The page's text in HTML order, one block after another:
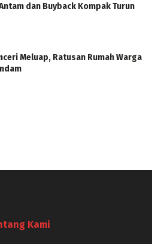
dan Buyback Kompak Turun
Meluap, Ratusan Rumah Warga
Kami